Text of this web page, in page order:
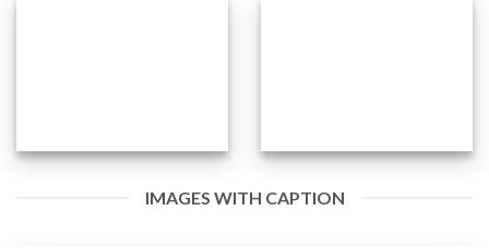
IMAGES WITH CAPTION